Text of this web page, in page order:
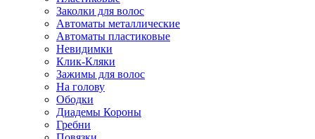
Заколки для волос
Автоматы металлические
Автоматы пластиковые
Невидимки
Клик-Кляки
Зажимы для волос
На голову
Ободки
Диадемы Короны
Гребни